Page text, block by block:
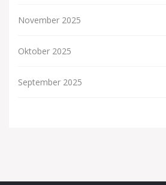
November 2025
Oktober 2025
September 2025